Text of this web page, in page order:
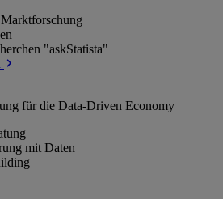
"askStatista"
für die Data-Driven Economy
mit Daten